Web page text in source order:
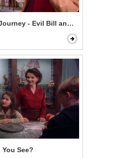
- Evil Bill and Ted
See?